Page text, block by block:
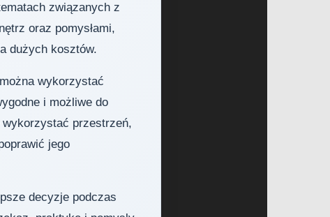
związanych z
oraz pomysłami,
dużych kosztów.
wykorzystać
i możliwe do
przestrzeń,
jego
decyzje podczas